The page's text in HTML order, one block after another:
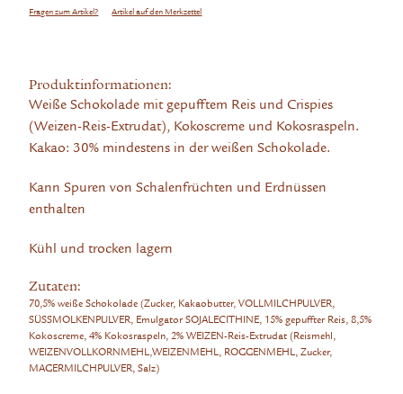
Fragen zum Artikel? Artikel auf den Merkzettel
Produktinformationen:
Weiße Schokolade mit gepufftem Reis und Crispies
(Weizen-Reis-Extrudat), Kokoscreme und Kokosraspeln.
Kakao: 30% mindestens in der weißen Schokolade.
Kann Spuren von Schalenfrüchten und Erdnüssen
enthalten
Kühl und trocken lagern
Zutaten:
70,5% weiße Schokolade (Zucker, Kakaobutter, VOLLMILCHPULVER,
SÜSSMOLKENPULVER, Emulgator SOJALECITHINE, 15% gepuffter Reis, 8,5%
Kokoscreme, 4% Kokosraspeln, 2% WEIZEN-Reis-Extrudat (Reismehl,
WEIZENVOLLKORNMEHL,WEIZENMEHL, ROGGENMEHL, Zucker,
MAGERMILCHPULVER, Salz)